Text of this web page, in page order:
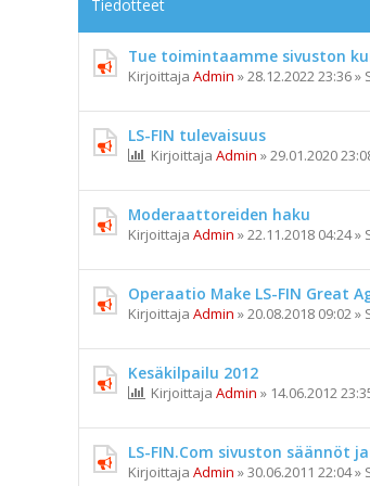
Tiedotteet
Tue toimintaamme sivuston
Kirjoittaja Admin »28.12.2022 23:36»
LS-FIN tulevaisuus
Kirjoittaja Admin »29.01.2020
Moderaattoreiden haku
Kirjoittaja Admin »22.11.2018 04:24»
Operaatio Make LS-FIN Great
Kirjoittaja Admin »20.08.2018 09:02»
Kesäkilpailu 2012
Kirjoittaja Admin » 14.06.2012
LS-FIN.Com sivuston säännöt
Kirjoittaja Admin »30.06.2011 22:04»